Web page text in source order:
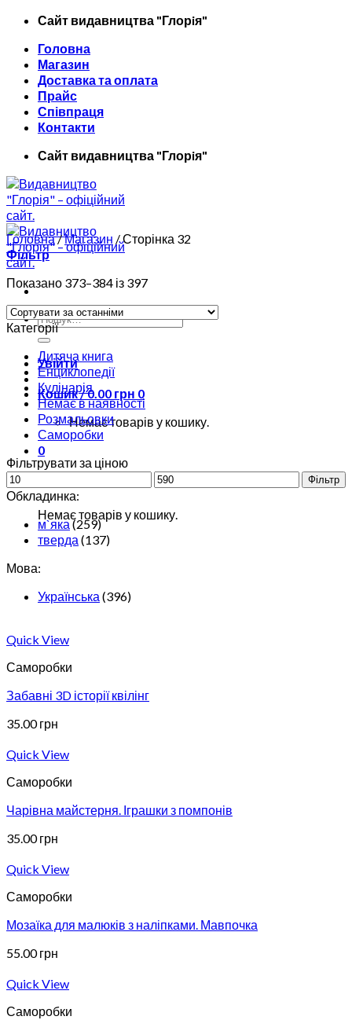
Skip
content
Сайт видавництва "Глорiя"
Головна
Магазин
Доставка та оплата
Прайс
Співпраця
Контакти
Сайт видавництва "Глорiя"
Шукати:
Увійти
Кошик /0.00 грн 0
Немає товарів у кошику.
0
Немає товарів у кошику.
Головна/Магазин /Сторінка 32
Фільтр
Показано 373–384 із 397
Категорії
Дитяча книга
Енциклопедії
Кулінарія
Немає в наявності
Розмальовки
Саморобки
Фільтрувати за ціною
Фільтр
Обкладинка:
м`яка(259)
тверда (137)
Мова:
Українська (396)
Quick View
Саморобки
Забавні 3D історії квілінг
35.00грн
Quick View
Саморобки
Чарівна майстерня. Іграшки з помпонів
35.00грн
Quick View
Саморобки
Мозаїка для малюків з наліпками. Мавпочка
55.00грн
Quick View
Саморобки